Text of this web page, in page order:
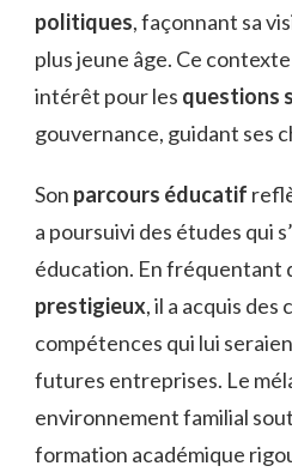
politiques, façonnant sa
plus jeune âge. Ce
intérêt pour les questions
gouvernance, guidant ses
Son parcours éducatif
a poursuivi des études qui
éducation. En fréquentant
prestigieux, il a acquis des
compétences qui lui
futures entreprises. Le
environnement familial
formation académique